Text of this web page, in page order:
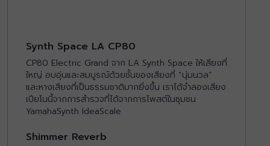
Synth Space LA CP80
CP80 Electric Grand จาก LA Synth Space ให้เสียงที่
ใหญ่ อบอุ่นและสมบูรณ์ด้วยชั้นของเสียงที่ “นุ่มนวล”
และหางเสียงที่เป็นธรรมชาติมากยิ่งขึ้น เราได้จำลองเสียง
เปียโนนี้จากการสำรวจที่ได้จากการโพสต์ในชุมชน
YamahaSynth IdeaScale
Shimmer Reverb